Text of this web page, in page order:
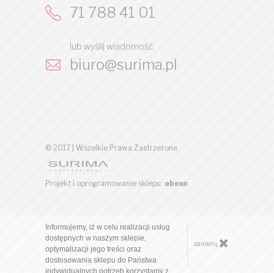
71 788 41 01
lub wyślij wiadomość
biuro@surima.pl
© 2017 | Wszelkie Prawa Zastrzeżone
Projekt i oprogramowanie sklepu: ebexo
Informujemy, iż w celu realizacji usług
dostępnych w naszym sklepie,
optymalizacji jego treści oraz
dostosowania sklepu do Państwa
indywidualnych potrzeb korzystamy z
zamknij